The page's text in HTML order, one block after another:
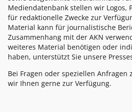
Mediendatenbank stellen wir Logos,
für redaktionelle Zwecke zur
Material kann für journalistische
Zusammenhang mit der AKN
weiteres Material benötigen oder
haben, unterstützt Sie unsere
Bei Fragen oder speziellen Anfragen
wir Ihnen gerne zur Verfügung.